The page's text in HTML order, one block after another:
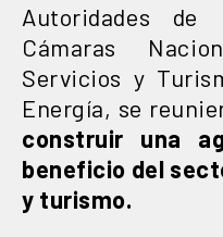
Autoridades de
Cámaras
Servicios y
Energía, se
construir una
beneficio del
y turismo.